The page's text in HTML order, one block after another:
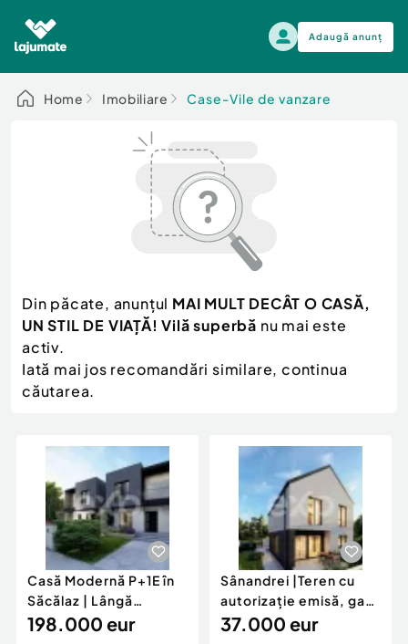
Adaugă anunț
Alege categoria
Auto, moto si ambarcatiuni
Electronice si electrocasnice
Mama si copilul
Moda si frumusete
Sport, timp liber, arta
Agro si Industrie
Animale de companie
Afaceri și echipamente profesionale
Inchiriere Bunuri si Vehicule
Auto, moto si ambarcatiuni
Scutere - ATV - UTV
Autoutilitare
Ambarcatiuni
Camioane - Rulote - Remorci
Motociclete
Piese auto si accesorii
Dacia Duster
Home Imobiliare Case-Vile de vanzare
Din păcate, anunțul MAI MULT DECÂT O CASĂ,
UN STIL DE VIAȚĂ! Vilă superbă nu mai este
activ.
Iată mai jos recomandări similare, continua
căutarea.
Casă Modernă P+1E în
Săcălaz | Lângă
Cartierul Primă
198.000 eur
Sânandrei |Teren cu
autorizație emisă, gata
de construit
37.000 eur